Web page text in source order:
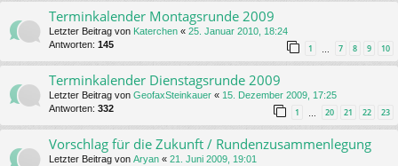
Terminkalender Montagsrunde 2009
Letzter Beitrag von Katerchen « 25. Januar 2010, 18:24
Antworten: 145 1 7 8 9 10
Terminkalender Dienstagsrunde 2009
Letzter Beitrag von GeofaxSteinkauer « 15. Dezember 2009, 17:25
Antworten: 332 1 20 21 22 23
Vorschlag für die Zukunft / Rundenzusammenlegung
Letzter Beitrag von Aryan « 21. Juni 2009, 19:01